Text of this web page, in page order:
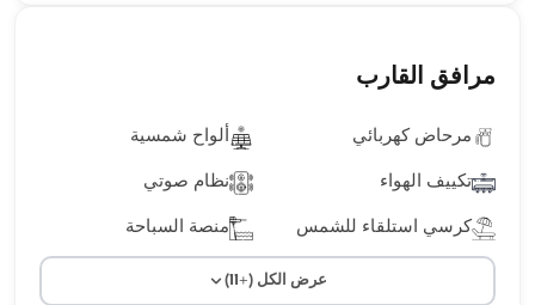
مرافق القارب
مرحاض كهربائي ألواح شمسية
تكييف الهواء نظام صوتي
كرسي استلقاء للشمس منصة السباحة
عرض الكل (+11)